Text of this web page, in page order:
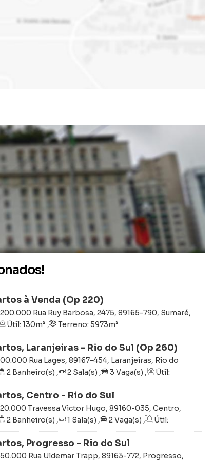
à Venda (Op 220)
Rua Ruy Barbosa, 2475, 89165-790, Sumaré,
Brasil
Útil: 130m² , Terreno: 5973m²
Laranjeiras - Rio do Sul (Op 260)
Rua Lages, 89167-454, Laranjeiras, Rio do
2 Banheiro(s) , 2 Sala(s) , 3 Vaga(s) ,
Útil:
, Fundos:15m, Frente:15m,
Lado Direito:
30mCentro - Rio do Sul
Travessa Victor Hugo, 89160-035, Centro,
Brasil
2 Banheiro(s) , 1 Sala(s) , 2Vaga(s) ,
Útil:
Progresso - Rio do Sul
Rua Uldemar Trapp, 89163-772, Progresso,